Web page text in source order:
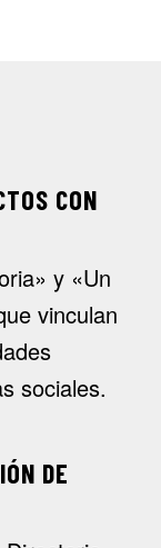
CON
y «Un
vinculan
sociales.
DE